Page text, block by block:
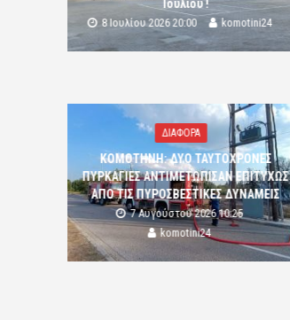
Ιουλίου !
8 Ιουλίου 2026 20:00 komotini24
ΔΙΑΦΟΡΑ
ΚΟΜΟΤΗΝΗ: ΔΥΟ ΤΑΥΤΟΧΡΟΝΕΣ
ΠΥΡΚΑΓΙΕΣ ΑΝΤΙΜΕΤΩΠΙΣΑΝ ΕΠΙΤΥΧΩΣ
ΑΠΟ ΤΙΣ ΠΥΡΟΣΒΕΣΤΙΚΕΣ ΔΥΝΑΜΕΙΣ
7 Αυγούστου 2026 10:25
komotini24